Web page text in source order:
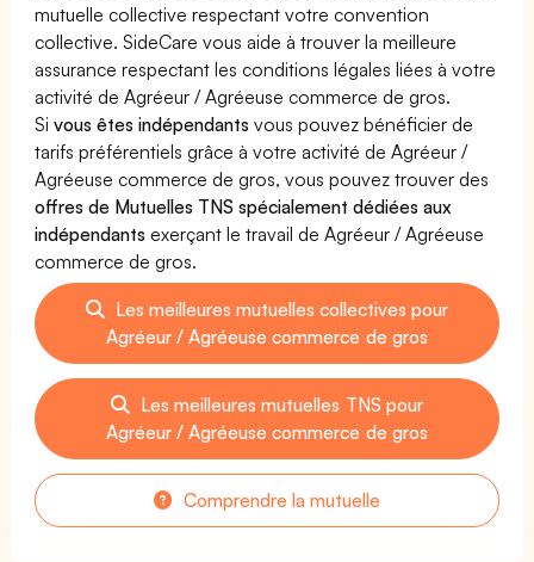
mutuelle collective respectant votre convention
collective. SideCare vous aide à trouver la meilleure
assurance respectant les conditions légales liées à votre
activité de Agréeur / Agréeuse commerce de gros.
Sivous êtes indépendants vous pouvez bénéficier de
tarifs préférentiels grâce à votre activité de Agréeur /
Agréeuse commerce de gros, vous pouvez trouver des
offres de Mutuelles TNS spécialement dédiées aux
indépendants exerçant le travail de Agréeur / Agréeuse
commerce de gros.
Les meilleures mutuelles collectives pour
Agréeur / Agréeuse commerce de gros
Les meilleures mutuelles TNS pour
Agréeur / Agréeuse commerce de gros
Comprendre la mutuelle